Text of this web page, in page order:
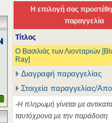
Η επιλογή σας
παραγγελία
Τίτλος
Ο Βασιλιάς των Λιονταριών
Ray]
Διαγραφή παραγγελίας
Στοιχεία παραγγελίας/
-Η πληρωμή γίνεται με
ταυτόχρονα με την παράδοση